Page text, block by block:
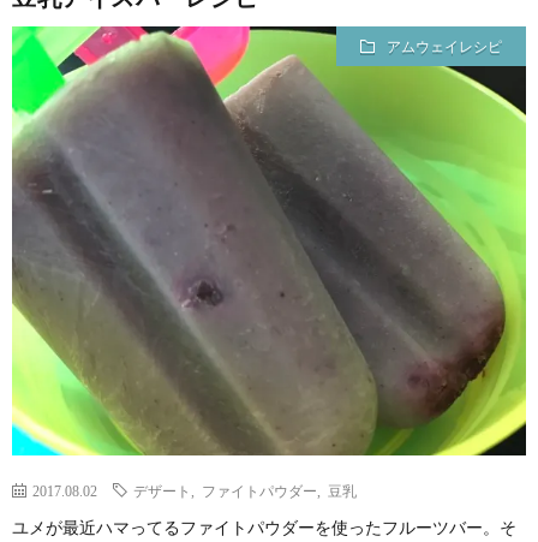
ウ
ェ
シ
ピ
アムウェイレシピ
2017.08.02 デザート ファイトパウダー 豆乳
ユメが最近ハマってるファイトパウダーを使ったフルーツバー。そ